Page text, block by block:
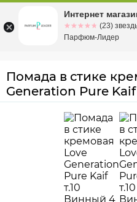
Омскул.
Помада в стике
Generation Pure
Интернет
☆☆☆☆☆
★★★★★ (23)
Парфюм-Лидер